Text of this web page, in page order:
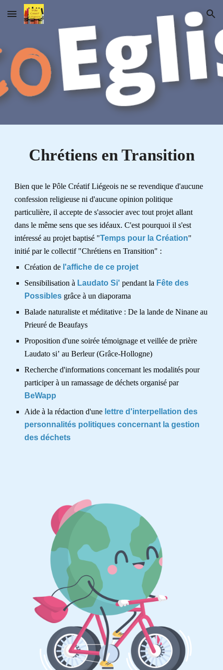
Skip to main content Skip to navigation
Chrétiens enTransition
Bien que le Pôle Créatif Liégeois ne se revendique d'aucune
confession religieuse ni d'aucune opinion politique
particulière, il accepte de s'associer avec tout projet allant
dans le même sens que ses idéaux. C'est pourquoi il s'est
intéressé auprojet baptisé "Temps pour la Création"
initié par lecollectif "Chrétiens en Transition" :
Création de l'affiche de ce projet
Sensibilisation à Laudato Si' pendant la Fête des
Possibles grâce à un diaporama
Balade naturaliste et méditative : De la lande de Ninane au
Prieuré de Beaufays
Proposition d'une soirée témoignage et veillée de prière
Laudato si’ au Berleur (Grâce-Hollogne)
Recherche d'informations concernant les modalités pour
participer à un ramassage de déchets organisé par
BeWapp
Aide à la rédaction d'une lettre d'interpellation des
personnalités politiques concernant la gestion
des déchets